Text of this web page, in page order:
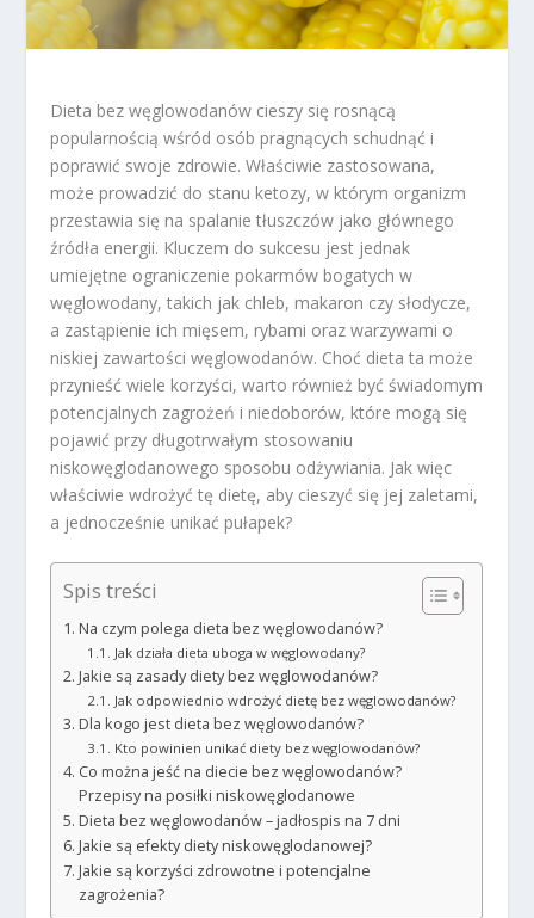
Dieta bez węglowodanów cieszy się rosnącą
popularnością wśród osób pragnących schudnąć i
poprawić swoje zdrowie. Właściwie zastosowana,
może prowadzić do stanu ketozy, w którym organizm
przestawia się na spalanie tłuszczów jako głównego
źródła energii. Kluczem do sukcesu jest jednak
umiejętne ograniczenie pokarmów bogatych w
węglowodany, takich jak chleb, makaron czy słodycze,
a zastąpienie ich mięsem, rybami oraz warzywami o
niskiej zawartości węglowodanów. Choć dieta ta może
przynieść wiele korzyści, warto również być świadomym
potencjalnych zagrożeń i niedoborów, które mogą się
pojawić przy długotrwałym stosowaniu
niskowęglodanowego sposobu odżywiania. Jak więc
właściwie wdrożyć tę dietę, aby cieszyć się jej zaletami,
a jednocześnie unikać pułapek?
Spis treści
Na czym polega dieta bez węglowodanów?
Jak działa dieta uboga w węglowodany?
Jakie są zasady diety bez węglowodanów?
Jak odpowiednio wdrożyć dietę bez węglowodanów?
Dla kogo jest dieta bez węglowodanów?
Kto powinien unikać diety bez węglowodanów?
Co można jeść na diecie bez węglowodanów?
Przepisy na posiłki niskowęglodanowe
Dieta bez węglowodanów – jadłospis na 7 dni
Jakie są efekty diety niskowęglodanowej?
Jakie są korzyści zdrowotne i potencjalne
zagrożenia?